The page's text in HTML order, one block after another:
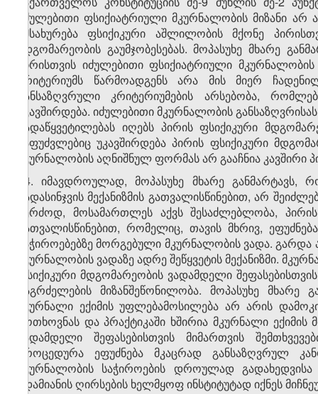
იძულებითი ფსიქიატრიული მკურნალობის მიზანი
ემსახურება ფსიქიკური აშლილობის მქონე
მდგომარეობის გაუმჯობესებას. მოპასუხე მხარე
პირისთვის იძულებითი ფსიქიატრიული
კრიტერიუმს წარმოადგენს არა მის მიერ
განსაზღვრული კრიტერიუმების არსებობა,
უკავშირდება. იძულებითი მკურნალობის
გადაწყვეტილებას იღებს პირის ფსიქიკური
საფუძვლებიც უკავშირდება პირის ფსიქიკური
მკურნალობის აღნიშნულ ფორმას არ გააჩნია
14. იმავდროულად, მოპასუხე მხარე განმარტავს,
გადასინჯვის მექანიზმის გათვალისწინებით, არ
კერძოდ, მოსამართლეს აქვს შესაძლებლობა,
გათვალისწინებით, რომელიც, თავის მხრივ,
საჭიროებებზე მორგებული მკურნალობის ვადა.
მკურნალობის ვადაზე ადრე შეწყვეტის მექანიზმი.
ფსიქიკური მდგომარეობის ვადამდელი
გაგრძელების მიზანშეწონილობა. მოპასუხე
მკურნალი ექიმის უფლებამოსილება არ არის
მოთხოვნას და პრაქტიკაში ხშირია მკურნალი
ვადამდელი შეფასებისთვის მიმართვის
პროცედურა ეფუძნება მკაცრად განსაზღვრულ
მკურნალობის საჭიროების დროულად
ადამიანის ღირსების ხელმყოფ ინსტიტუტად იქნეს